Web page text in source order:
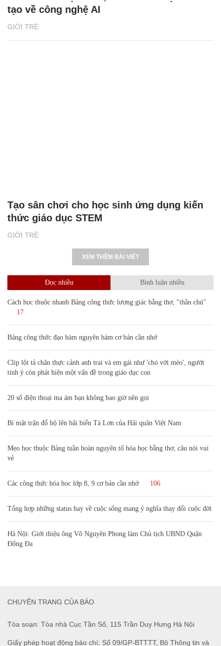
GIỚI TRẺ
tạo về công nghệ AI
GIỚI TRẺ
Tạo sân chơi cho học sinh ứng dụng kiến
thức giáo dục STEM
XEM THÊM BÀI VIẾT
Đọc nhiều Bình luận nhiều
Cách học thuộc nhanh Bảng công thức lượng giác bằng thơ, "thần chú"
17
Bảng công thức đạo hàm nguyên hàm cơ bản cần nhớ
Clip lột tả chân thực cảnh anh trai và em gái như 'chó với mèo', người
tinh ý còn phát hiện một vấn đề trong giáo dục con
20 số điện thoại ma ám bạn không bao giờ nên gọi
Bí mật trận đổ bộ lên bãi biển Tà Lơn của Hải quân Việt Nam
Mẹo học thuộc Bảng tuần hoàn nguyên tố hóa học bằng thơ, câu nói vui
vẻ
Các công thức hóa học lớp 8, 9 cơ bản cần nhớ 106
Tổng hợp những status hay về cuộc sống mang ý nghĩa thay đổi cuộc đời
Hà Nội: Giới thiệu ông Võ Nguyên Phong làm Chủ tịch UBND Quận
Đống Đa
Tòa soạn: Tòa nhà Cục Tần Số, 115 Trần Duy Hưng Hà Nội
Giấy phép hoạt động báo chí: Số 09/GP-BTTTT, Bộ Thông tin và
CHUYÊN TRANG CỦA BÁO